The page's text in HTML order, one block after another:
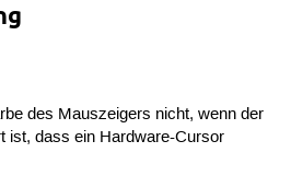
des Mauszeigers nicht, wenn der
ist, dass ein Hardware-Cursor